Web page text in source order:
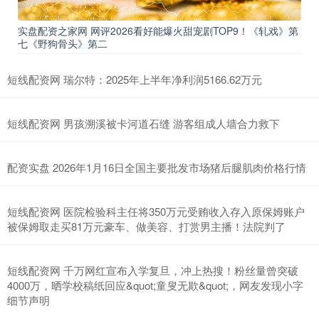
实盘配资之家网 网评2026看好能爆火甜宠剧TOP9！《轧戏》第
七《野狗骨头》第二
短线配资网 瑞尔特：2025年上半年净利润5166.62万元
短线配资网 男孩溯溪被卡河道石缝 游客组成人墙合力救下
配资实盘 2026年1月16日全国主要批发市场猪后腿肌肉价格行情
短线配资网 医院检验科主任将350万元受贿收入存入原保姆账户
被保姆取走买81万元豪车、做美容、打赏男主播！法院判了
短线配资网 千万网红宣布入学复旦，冲上热搜！粉丝量曾突破
4000万，晒学校稿纸回应&quot;童叟无欺&quot;，网友发现小字
细节声明